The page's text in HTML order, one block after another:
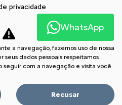
privacidade
XTR
bem maior é a vida.
® Direitos Reservados.
WhatsApp
a navegação, fazemos uso de nossa
seus dados pessoais respeitamos
seguir com a navegação e visita você
Recusar